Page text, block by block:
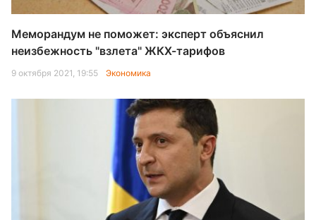
Меморандум не поможет: эксперт объяснил
неизбежность "взлета" ЖКХ-тарифов
9 октября 2021, 19:55 Экономика